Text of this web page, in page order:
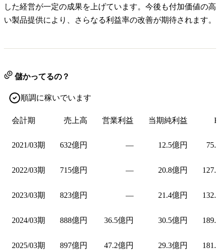
した経営が一定の成果を上げています。今後も付加価値の高
い製品提供により、さらなる利益率の改善が期待されます。
儲かってるの？
順調に稼いでいます
会計期 売上高 営業利益 当期純利益
2021/03期 632億円 — 12.5億円
2022/03期 715億円 — 20.8億円
2023/03期 823億円 — 21.4億円
2024/03期 888億円 36.5億円 30.5億円
2025/03期 897億円 47.2億円 29.3億円